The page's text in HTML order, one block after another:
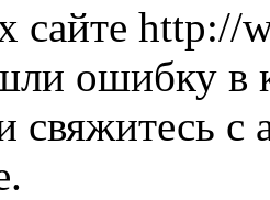
сайте http://
ошибку в
свяжитесь